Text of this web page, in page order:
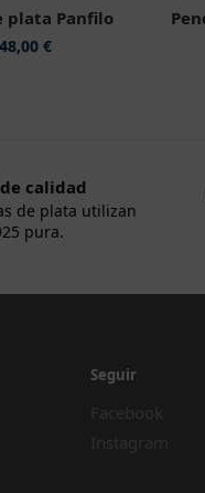
plata Panfilo
48,00€
calidad
de plata utilizan
pura.
Seguir